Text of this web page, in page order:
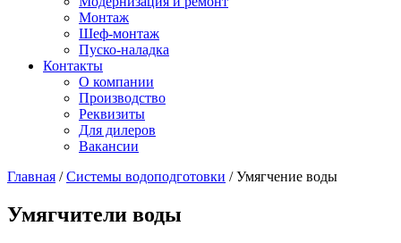
Монтаж
Шеф-монтаж
Пуско-наладка
Контакты
О компании
Производство
Реквизиты
Для дилеров
Вакансии
Главная /Системы водоподготовки /Умягчение воды
Умягчители воды